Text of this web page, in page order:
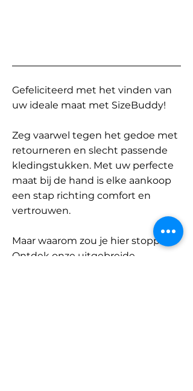
Gefeliciteerd met het vinden van
uw ideale maat met SizeBuddy!
Zeg vaarwel tegen het gedoe met
retourneren en slecht passende
kledingstukken. Met uw perfecte
maat bij de hand is elke aankoop
een stap richting comfort en
vertrouwen.
Maar waarom zou je hier stoppen?
Ontdek onze uitgebreide